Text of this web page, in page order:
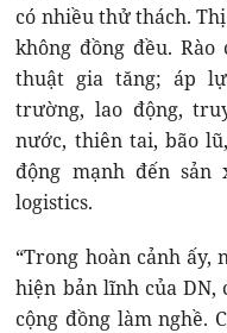
có nhiều thử thách.
không đồng đều.
thuật gia tăng; áp
trường, lao động,
nước, thiên tai, bão
động mạnh đến
logistics.
“Trong hoàn cảnh ấy,
hiện bản lĩnh của DN,
cộng đồng làm nghề.